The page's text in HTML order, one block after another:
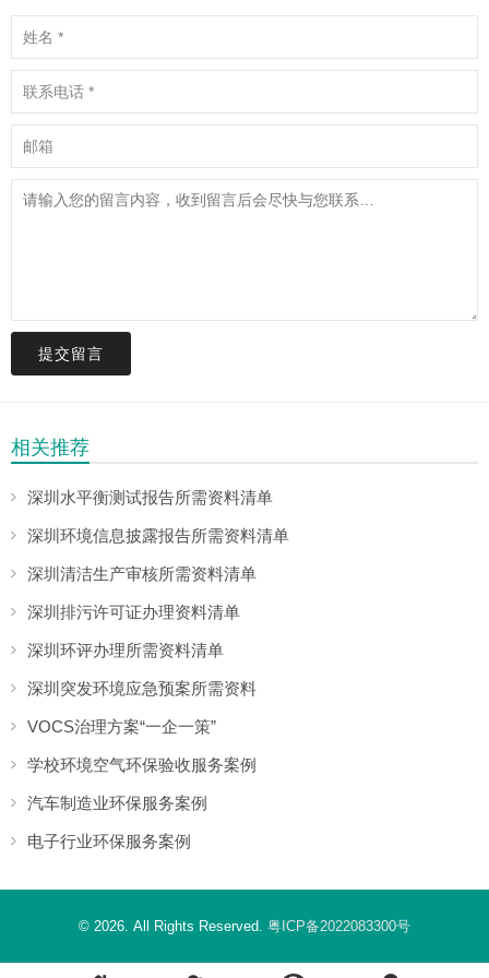
提交留言
相关推荐
深圳水平衡测试报告所需资料清单
深圳环境信息披露报告所需资料清单
深圳清洁生产审核所需资料清单
深圳排污许可证办理资料清单
深圳环评办理所需资料清单
深圳突发环境应急预案所需资料
VOCS治理方案“一企一策”
学校环境空气环保验收服务案例
汽车制造业环保服务案例
电子行业环保服务案例
© 2026. All Rights Reserved. 粤ICP备2022083300号